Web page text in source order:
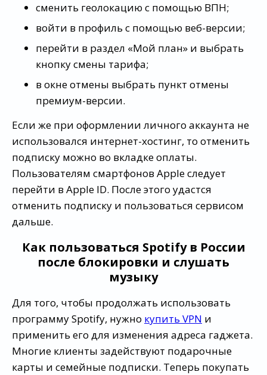
сменить геолокацию с помощью ВПН;
войти в профиль с помощью веб-версии;
перейти в раздел «Мой план» и выбрать
кнопку смены тарифа;
в окне отмены выбрать пункт отмены
премиум-версии.
Если же при оформлении личного аккаунта не
использовался интернет-хостинг, то отменить
подписку можно во вкладке оплаты.
Пользователям смартфонов Apple следует
перейти в Apple ID. После этого удастся
отменить подписку и пользоваться сервисом
дальше.
Как пользоваться Spotify в России
после блокировки и слушать
музыку
Для того, чтобы продолжать использовать
программу Spotify, нужно купить VPN и
применить его для изменения адреса гаджета.
Многие клиенты задействуют подарочные
карты и семейные подписки. Теперь покупать